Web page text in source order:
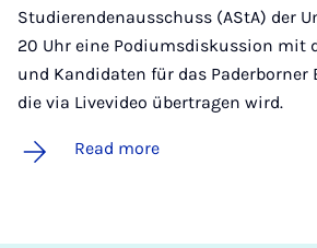
Studierendenausschuss (AStA) der
20 Uhr eine Podiumsdiskussion mit
und Kandidaten für das
die via Livevideo übertragen wird.
Read more